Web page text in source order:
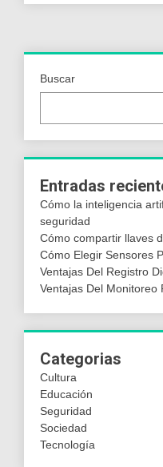
Buscar
Entradas
Cómo la inteligencia
seguridad
Cómo compartir llaves
Cómo Elegir Sensores
Ventajas Del Registro
Ventajas Del Monitoreo
Categorias
Cultura
Educación
Seguridad
Sociedad
Tecnología